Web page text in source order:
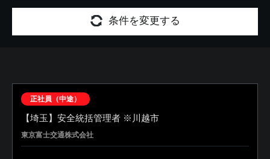
条件を変更する
正社員（中途）
【埼玉】安全統括管理者 ※川越市
東京富士交通株式会社